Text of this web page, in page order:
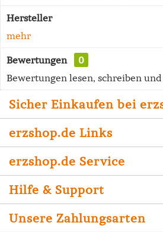
Hersteller
mehr
Bewertungen
0
Bewertungen lesen, schreiben
Sicher Einkaufen bei
erzshop.de Links
erzshop.de Service
Hilfe & Support
Unsere Zahlungsarten